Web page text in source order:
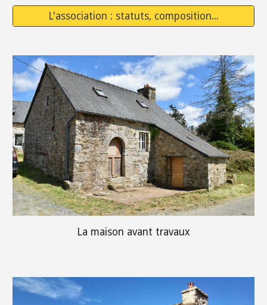
L'association : statuts, composition...
La maison avant travaux